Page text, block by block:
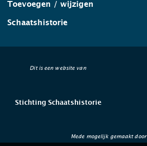
Toevoegen / wijzigen
Schaatshistorie
Dit is een website van
Stichting Schaatshistorie
Mede mogelijk gemaakt door